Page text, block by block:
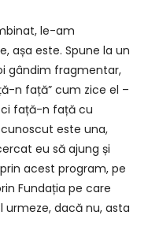
le-am
așa este. Spune la un
gândim fragmentar,
n față” cum zice el –
față-n față cu
este una,
eu să ajung și
acest program, pe
Fundația pe care
dacă nu, asta